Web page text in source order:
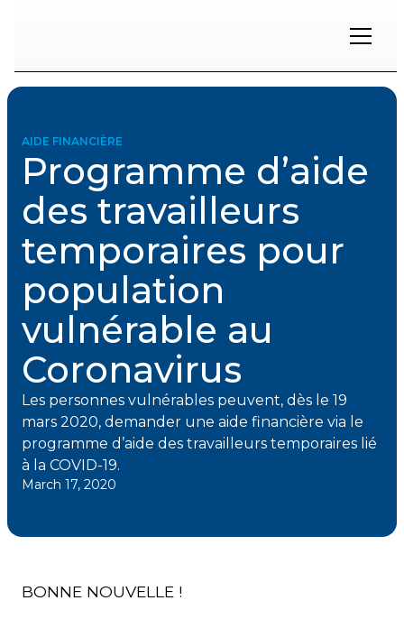
AIDE FINANCIÈRE
Programme d’aide
des travailleurs
temporaires pour
population
vulnérable au
Coronavirus
Les personnes vulnérables peuvent, dès le 19
mars 2020, demander une aide financière via le
programme d’aide des travailleurs temporaires lié
à la COVID-19.
March 17, 2020
BONNE NOUVELLE !
Restons
en
contact
Inscrivez-
vous
à
notre
infolettre
pour
à
l'affût
des
nouveautés.
Courriel
*
la